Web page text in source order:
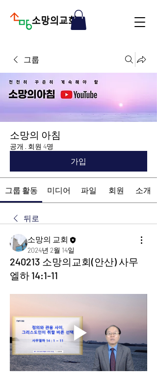
그룹
소망의 아침
공개 · 회원 4명
가입
그룹 활동 미디어 파일 회원 소개
뒤로
소망의 교회
2024년 2월 14일
240213 소망의교회(안산) 사무
엘하 14:1-11